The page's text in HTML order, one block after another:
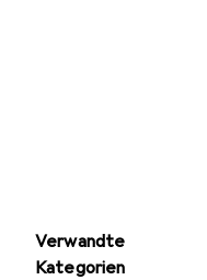
Verwandte
Kategorien